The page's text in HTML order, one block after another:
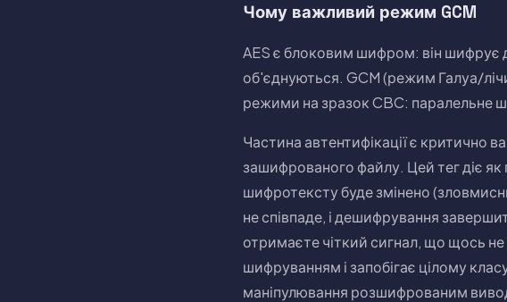
Чому важливий режим GCM
AES є блоковим шифром: він шифрує
об'єднуються. GCM (режим Галуа/
режими на зразок CBC: паралельне
Частина автентифікації є критично
зашифрованого файлу. Цей тег діє як
шифротексту буде змінено
не співпаде, і дешифрування
отримаєте чіткий сигнал, що щось
шифруванням і запобігає цілому
маніпулювання розшифрованим